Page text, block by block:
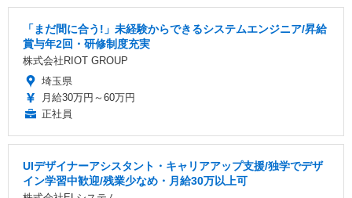
「まだ間に合う!」未経験からできるシステムエンジニア/昇給
賞与年2回・研修制度充実
株式会社RIOT GROUP
埼玉県
月給30万円～60万円
正社員
UIデザイナーアシスタント・キャリアアップ支援/独学でデザ
イン学習中歓迎/残業少なめ・月給30万以上可